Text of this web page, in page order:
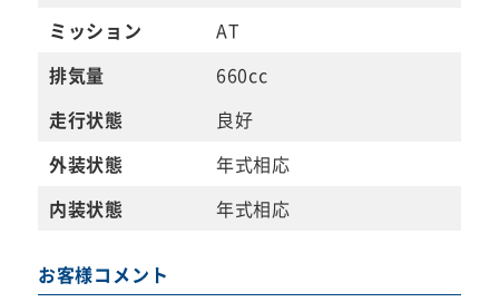
ミッション
AT
排気量
660cc
走行状態
良好
外装状態
年式相応
内装状態
年式相応
お客様コメント